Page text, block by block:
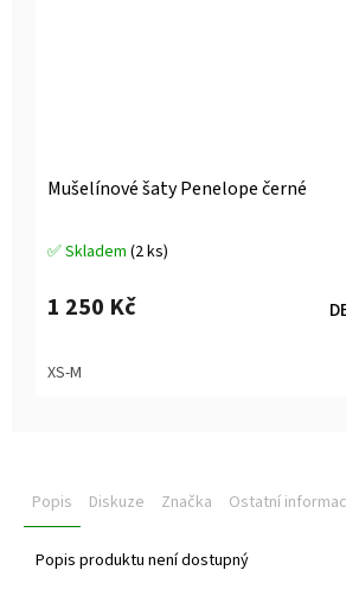
Mušelínové šaty Penelope černé
Průměrné
produktu
je
z
✅ Skladem (2 ks)
1 250 Kč
XS-M
Popis Diskuze Značka Ostatní
Popis produktu není dostupný